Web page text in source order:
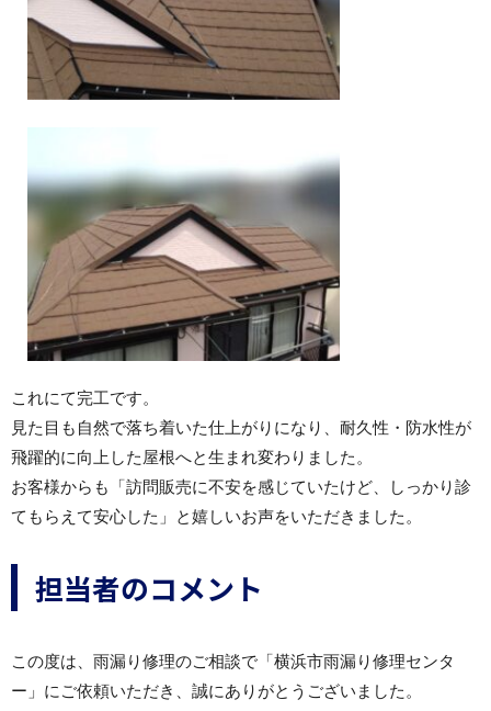
これにて完工です。
見た目も自然で落ち着いた仕上がりになり、耐久性・防水性が
飛躍的に向上した屋根へと生まれ変わりました。
お客様からも「訪問販売に不安を感じていたけど、しっかり診
てもらえて安心した」と嬉しいお声をいただきました。
担当者のコメント
この度は、雨漏り修理のご相談で「横浜市雨漏り修理センタ
ー」にご依頼いただき、誠にありがとうございました。